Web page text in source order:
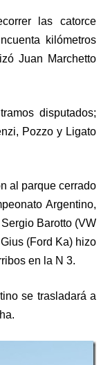
las catorce
kilómetros
Juan Marchetto
disputados;
Pozzo y Ligato
al parque cerrado
Argentino,
Barotto (VW
(Ford Ka) hizo
en la N 3.
se trasladará a